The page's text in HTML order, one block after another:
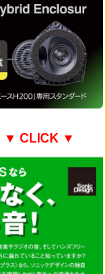
▼ CLICK ▼